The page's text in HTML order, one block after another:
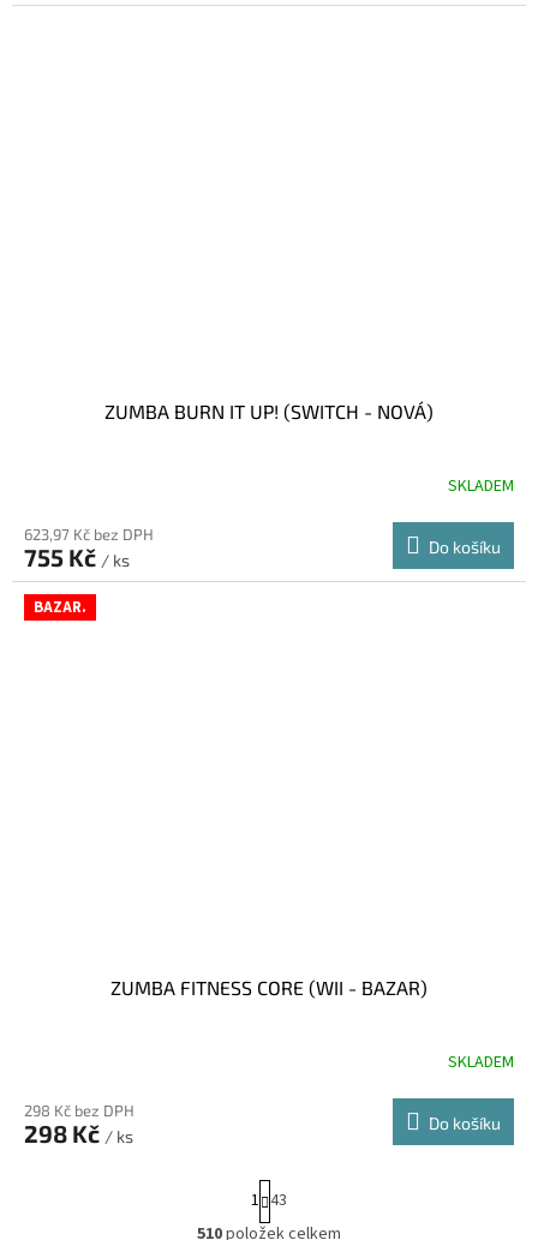
ZUMBA BURN IT UP! (SWITCH - NOVÁ)
SKLADEM
623,97 Kč bez DPH
755 Kč / ks
Do košíku
BAZAR.
ZUMBA FITNESS CORE (WII - BAZAR)
SKLADEM
298 Kč bez DPH
298 Kč / ks
Do košíku
S
t
r
1 43
510položek celkem